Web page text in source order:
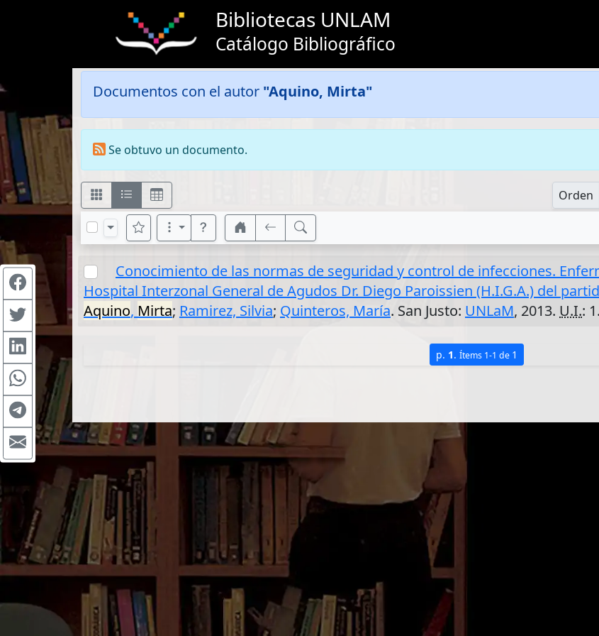
Bibliotecas UNLAM
Catálogo Bibliográfico
Documentos con el autor "Aquino, Mirta"
Se obtuvo un documento.
Orden
Conocimiento de las normas de seguridad y control de infecciones.
Hospital Interzonal General de Agudos Dr. Diego Paroissien (H.I.G.A.) del
Aquino, Mirta; Ramirez, Silvia; Quinteros, María. San Justo: UNLaM, 2013. U.I.:
p. 1. Ítems 1-1 de 1